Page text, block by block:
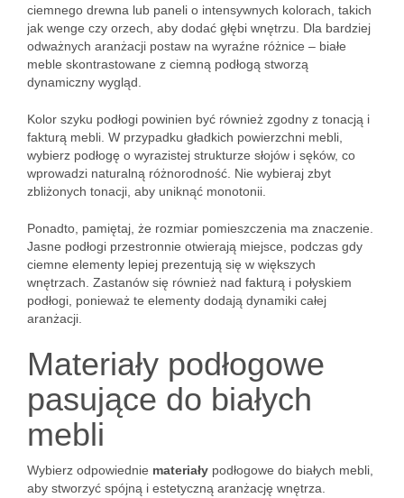
ciemnego drewna lub paneli o intensywnych kolorach, takich
jak wenge czy orzech, aby dodać głębi wnętrzu. Dla bardziej
odważnych aranżacji postaw na wyraźne różnice – białe
meble skontrastowane z ciemną podłogą stworzą
dynamiczny wygląd.
Kolor szyku podłogi powinien być również zgodny z tonacją i
fakturą mebli. W przypadku gładkich powierzchni mebli,
wybierz podłogę o wyrazistej strukturze słojów i sęków, co
wprowadzi naturalną różnorodność. Nie wybieraj zbyt
zbliżonych tonacji, aby uniknąć monotonii.
Ponadto, pamiętaj, że rozmiar pomieszczenia ma znaczenie.
Jasne podłogi przestronnie otwierają miejsce, podczas gdy
ciemne elementy lepiej prezentują się w większych
wnętrzach. Zastanów się również nad fakturą i połyskiem
podłogi, ponieważ te elementy dodają dynamiki całej
aranżacji.
Materiały podłogowe
pasujące do białych
mebli
Wybierz odpowiednie materiały podłogowe do białych mebli,
aby stworzyć spójną i estetyczną aranżację wnętrza.